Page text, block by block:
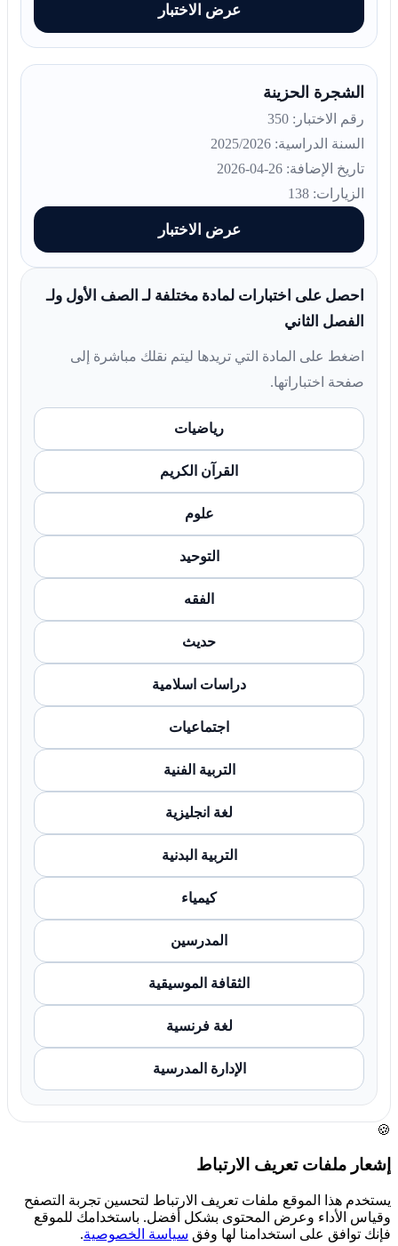
عرض الاختبار
الشجرة الحزينة
رقم الاختبار: 350
السنة الدراسية: 2025/2026
تاريخ الإضافة: 26-04-2026
الزيارات: 138
عرض الاختبار
احصل على اختبارات لمادة مختلفة لـ الصف الأول ولـ
الفصل الثاني
اضغط على المادة التي تريدها ليتم نقلك مباشرة إلى
صفحة اختباراتها.
رياضيات
القرآن الكريم
علوم
التوحيد
الفقه
حديث
دراسات اسلامية
اجتماعيات
التربية الفنية
لغة انجليزية
التربية البدنية
كيمياء
المدرسين
الثقافة الموسيقية
لغة فرنسية
الإدارة المدرسية
🍪
إشعار ملفات تعريف الارتباط
يستخدم هذا الموقع ملفات تعريف الارتباط لتحسين تجربة التصفح
وقياس الأداء وعرض المحتوى بشكل أفضل. باستخدامك للموقع
فإنك توافق على استخدامنا لها وفق سياسة الخصوصية.